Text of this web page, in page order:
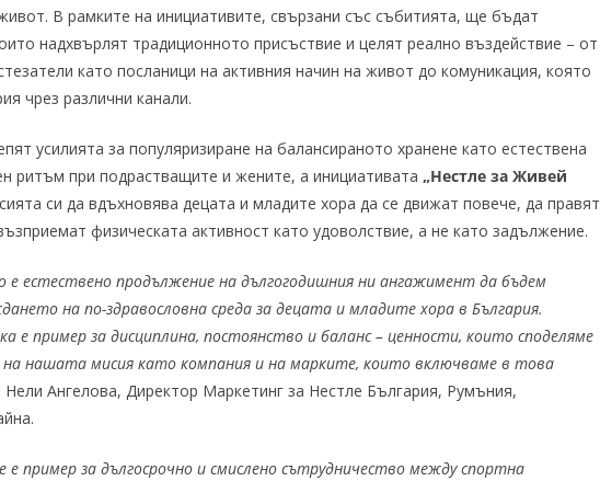
В рамките на инициативите, свързани със събитията, ще бъдат
надхвърлят традиционното присъствие и целят реално въздействие – от
като посланици на активния начин на живот до комуникация, която
чрез различни канали.
усилията за популяризиране на балансираното хранене като естествена
ритъм при подрастващите и жените, а инициативата „Нестле за Живей
си да вдъхновява децата и младите хора да се движат повече, да правят
физическата активност като удоволствие, а не като задължение.
е естествено продължение на дългогодишния ни ангажимент да бъдем
на по-здравословна среда за децата и младите хора в България.
е пример за дисциплина, постоянство и баланс – ценности, които споделяме
нашата мисия като компания и на марките, които включваме в това
Ангелова, Директор Маркетинг за Нестле България, Румъния,
пример за дългосрочно и смислено сътрудничество между спортна